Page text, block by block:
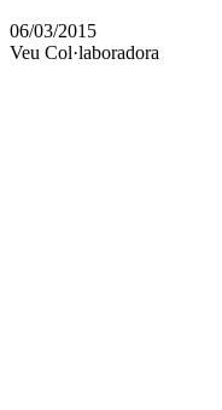
altres
xarxes
06/03/2015
Veu Col·laboradora